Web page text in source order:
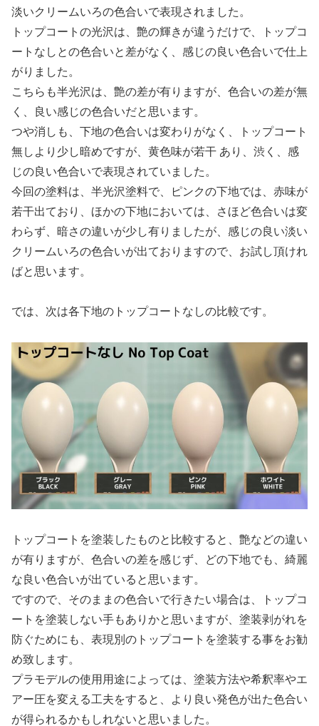
淡いクリームいろの色合いで表現されました。
トップコートの光沢は、艶の輝きが違うだけで、トップコ
ートなしとの色合いと差がなく、感じの良い色合いで仕上
がりました。
こちらも半光沢は、艶の差が有りますが、色合いの差が無
く、良い感じの色合いだと思います。
つや消しも、下地の色合いは変わりがなく、トップコート
無しより少し暗めですが、黄色味が若干 あり、渋く、感
じの良い色合いで表現されていました。
今回の塗料は、半光沢塗料で、ピンクの下地では、赤味が
若干出ており、ほかの下地においては、さほど色合いは変
わらず、暗さの違いが少し有りましたが、感じの良い淡い
クリームいろの色合いが出ておりますので、お試し頂けれ
ばと思います。
では、次は各下地のトップコートなしの比較です。
トップコートを塗装したものと比較すると、艶などの違い
が有りますが、色合いの差を感じず、どの下地でも、綺麗
な良い色合いが出ていると思います。
ですので、そのままの色合いで行きたい場合は、トップコ
ートを塗装しない手もありかと思いますが、塗装剥がれを
防ぐためにも、表現別のトップコートを塗装する事をお勧
め致します。
プラモデルの使用用途によっては、塗装方法や希釈率やエ
アー圧を変える工夫をすると、より良い発色が出た色合い
が得られるかもしれないと思いました。